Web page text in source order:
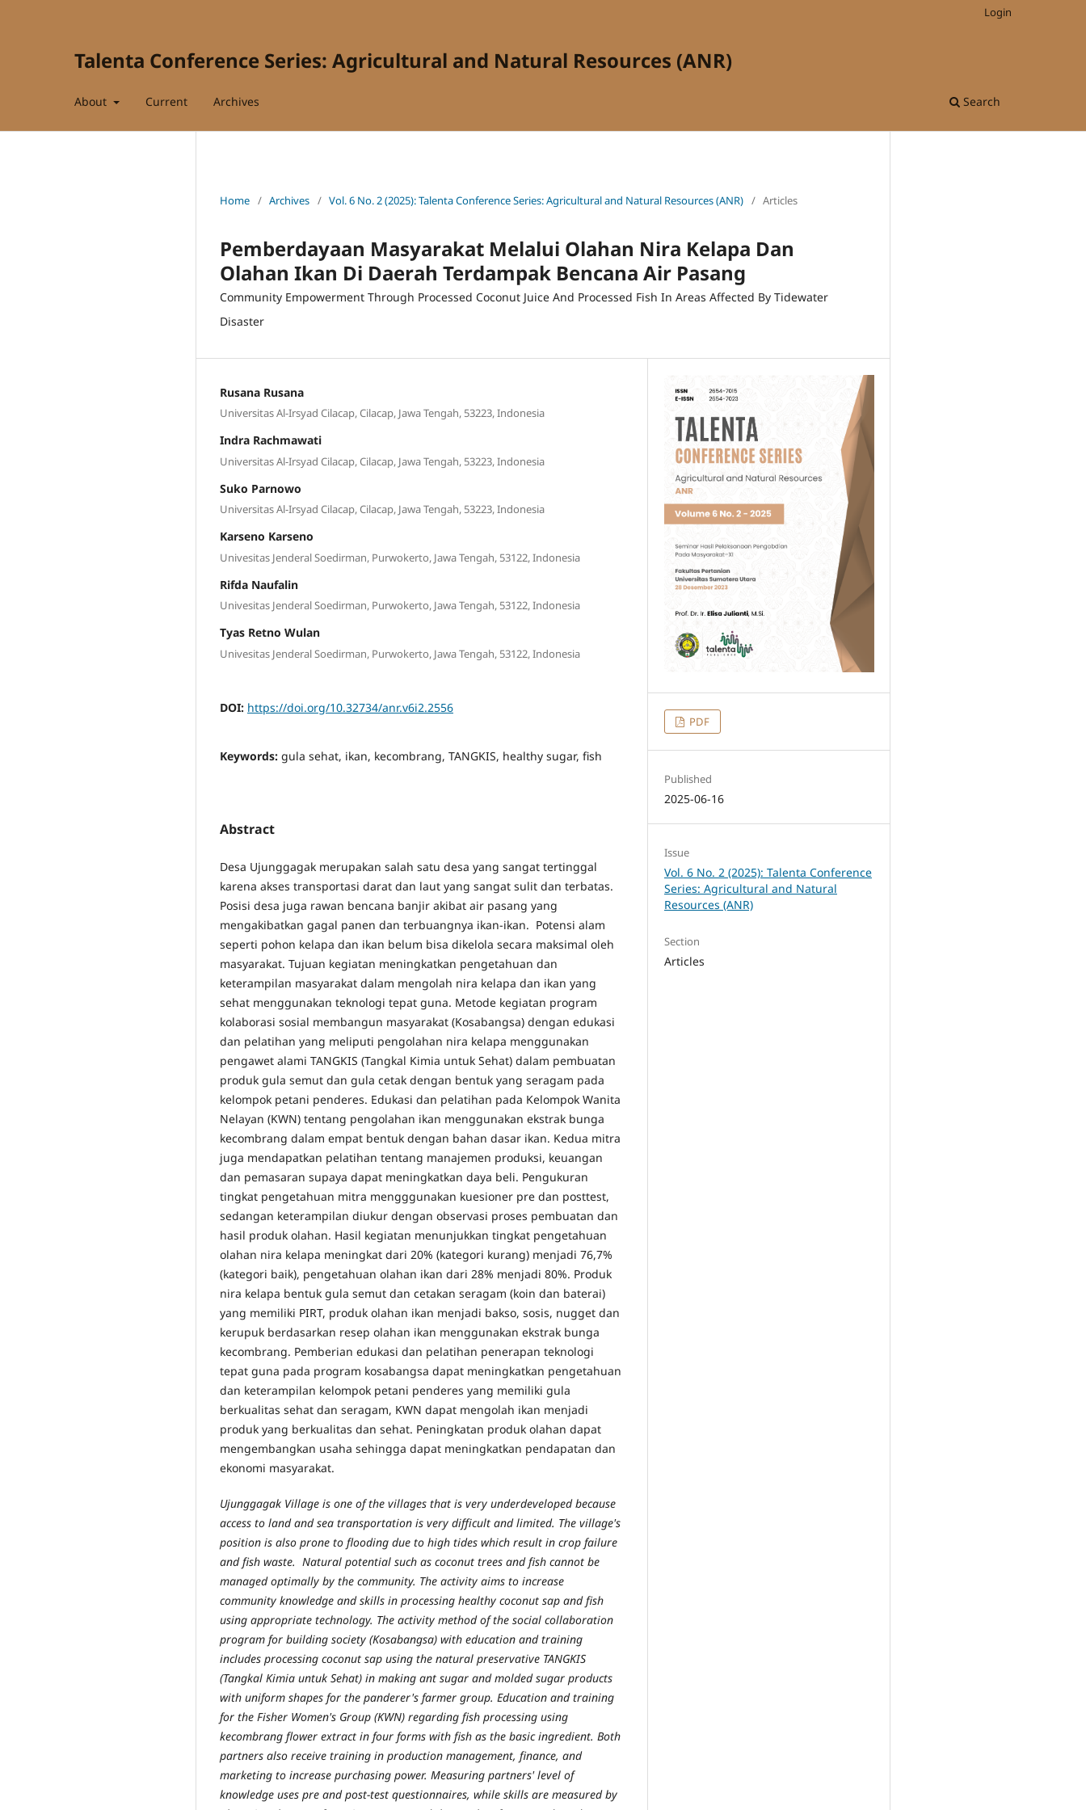
Talenta Conference Series: Agricultural and Natural Resources (ANR)
About Current Archives Search
Login
Home / Archives / Vol. 6 No. 2 (2025): Talenta Conference Series: Agricultural and Natural Resources (ANR) / Articles
Pemberdayaan Masyarakat Melalui Olahan Nira Kelapa Dan
Olahan Ikan Di Daerah Terdampak Bencana Air Pasang
Community Empowerment Through Processed Coconut Juice And Processed Fish In Areas Affected By Tidewater
Disaster
Rusana Rusana
Universitas Al-Irsyad Cilacap, Cilacap, Jawa Tengah, 53223, Indonesia
Indra Rachmawati
Universitas Al-Irsyad Cilacap, Cilacap, Jawa Tengah, 53223, Indonesia
Suko Parnowo
Universitas Al-Irsyad Cilacap, Cilacap, Jawa Tengah, 53223, Indonesia
Karseno Karseno
Univesitas Jenderal Soedirman, Purwokerto, Jawa Tengah, 53122, Indonesia
Rifda Naufalin
Univesitas Jenderal Soedirman, Purwokerto, Jawa Tengah, 53122, Indonesia
Tyas Retno Wulan
Univesitas Jenderal Soedirman, Purwokerto, Jawa Tengah, 53122, Indonesia
DOI: https://doi.org/10.32734/anr.v6i2.2556
Keywords: gula sehat, ikan, kecombrang, TANGKIS, healthy sugar, fish
Abstract
Desa Ujunggagak merupakan salah satu desa yang sangat tertinggal
karena akses transportasi darat dan laut yang sangat sulit dan terbatas.
Posisi desa juga rawan bencana banjir akibat air pasang yang
mengakibatkan gagal panen dan terbuangnya ikan-ikan. Potensi alam
seperti pohon kelapa dan ikan belum bisa dikelola secara maksimal oleh
masyarakat. Tujuan kegiatan meningkatkan pengetahuan dan
keterampilan masyarakat dalam mengolah nira kelapa dan ikan yang
sehat menggunakan teknologi tepat guna. Metode kegiatan program
kolaborasi sosial membangun masyarakat (Kosabangsa) dengan edukasi
dan pelatihan yang meliputi pengolahan nira kelapa menggunakan
pengawet alami TANGKIS (Tangkal Kimia untuk Sehat) dalam pembuatan
produk gula semut dan gula cetak dengan bentuk yang seragam pada
kelompok petani penderes. Edukasi dan pelatihan pada Kelompok Wanita
Nelayan (KWN) tentang pengolahan ikan menggunakan ekstrak bunga
kecombrang dalam empat bentuk dengan bahan dasar ikan. Kedua mitra
juga mendapatkan pelatihan tentang manajemen produksi, keuangan
dan pemasaran supaya dapat meningkatkan daya beli. Pengukuran
tingkat pengetahuan mitra mengggunakan kuesioner pre dan posttest,
sedangan keterampilan diukur dengan observasi proses pembuatan dan
hasil produk olahan. Hasil kegiatan menunjukkan tingkat pengetahuan
olahan nira kelapa meningkat dari 20% (kategori kurang) menjadi 76,7%
(kategori baik), pengetahuan olahan ikan dari 28% menjadi 80%. Produk
nira kelapa bentuk gula semut dan cetakan seragam (koin dan baterai)
yang memiliki PIRT, produk olahan ikan menjadi bakso, sosis, nugget dan
kerupuk berdasarkan resep olahan ikan menggunakan ekstrak bunga
kecombrang. Pemberian edukasi dan pelatihan penerapan teknologi
tepat guna pada program kosabangsa dapat meningkatkan pengetahuan
dan keterampilan kelompok petani penderes yang memiliki gula
berkualitas sehat dan seragam, KWN dapat mengolah ikan menjadi
produk yang berkualitas dan sehat. Peningkatan produk olahan dapat
mengembangkan usaha sehingga dapat meningkatkan pendapatan dan
ekonomi masyarakat.
Ujunggagak Village is one of the villages that is very underdeveloped because
access to land and sea transportation is very difficult and limited. The village's
position is also prone to flooding due to high tides which result in crop failure
and fish waste. Natural potential such as coconut trees and fish cannot be
managed optimally by the community. The activity aims to increase
community knowledge and skills in processing healthy coconut sap and fish
using appropriate technology. The activity method of the social collaboration
program for building society (Kosabangsa) with education and training
includes processing coconut sap using the natural preservative TANGKIS
(Tangkal Kimia untuk Sehat) in making ant sugar and molded sugar products
with uniform shapes for the panderer's farmer group. Education and training
for the Fisher Women's Group (KWN) regarding fish processing using
kecombrang flower extract in four forms with fish as the basic ingredient. Both
partners also receive training in production management, finance, and
marketing to increase purchasing power. Measuring partners' level of
knowledge uses pre and post-test questionnaires, while skills are measured by
PDF
Published
2025-06-16
Issue
Vol. 6 No. 2 (2025): Talenta Conference
Series: Agricultural and Natural
Resources (ANR)
Section
Articles